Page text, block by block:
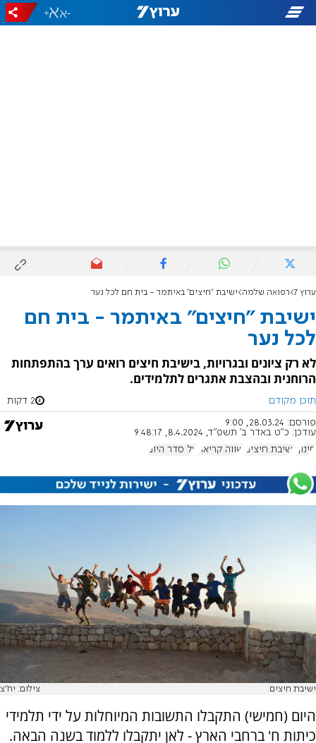
-
+
ערוץ 7 רפואה שלמה ישיבת "חיצים" באיתמר - בית חם לכל נער
ישיבת "חיצים" באיתמר - בית חם
לכל נער
לא רק ציונים ובגרויות, בישיבת חיצים רואים ערך בהתפתחות
הרוחנית ובהצבת אתגרים לתלמידים.
תוכן מקודם 2 דקות
פורסם: 28.03.24, 9:00
עודכן: כ"ט באדר ב׳ תשפ"ד, 8.4.2024, 9:48:17
חינוך
ישיבת חיצים שווה קריאה על סדר היום
ישיבת חיצים צילום: יח''צ
היום (חמישי) התקבלו התשובות המיוחלות על ידי תלמידי
כיתות ח' ברחבי הארץ - לאן יתקבלו ללמוד בשנה הבאה.